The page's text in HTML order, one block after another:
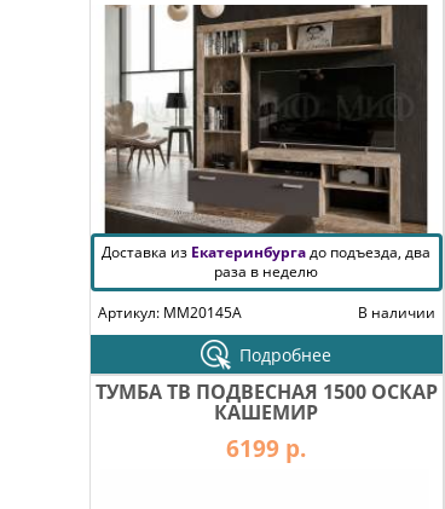
Доставка из Екатеринбургадо подъезда, два
раза в неделю
Артикул: MM20145A
В наличии
Подробнее
ТУМБА ТВ ПОДВЕСНАЯ 1500 ОСКАР
КАШЕМИР
6199 р.